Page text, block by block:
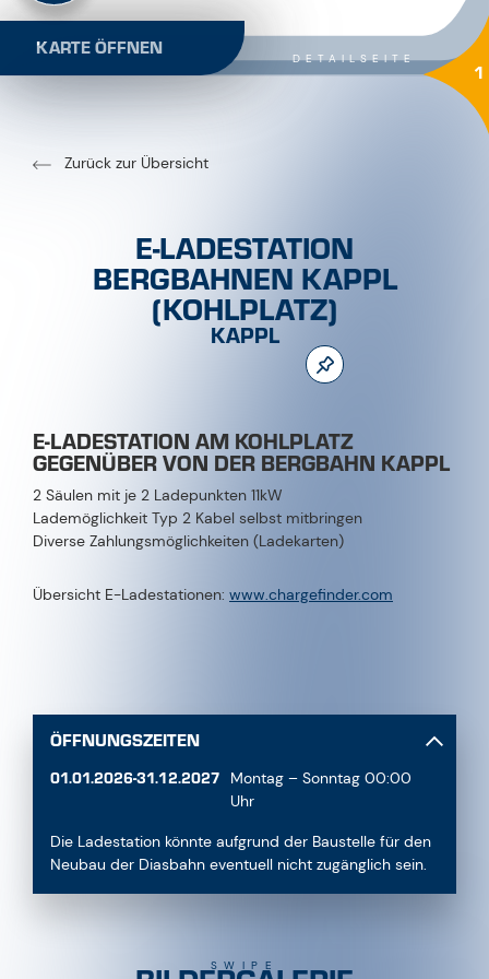
KARTE ÖFFNEN DETAILSEITE 1
Zurück zur Übersicht
E-LADESTATION
BERGBAHNEN KAPPL
(KOHLPLATZ)
KAPPL
E-LADESTATION AM KOHLPLATZ
GEGENÜBER VON DER BERGBAHN KAPPL
2 Säulen mit je 2 Ladepunkten 11kW
Lademöglichkeit Typ 2 Kabel selbst mitbringen
Diverse Zahlungsmöglichkeiten (Ladekarten)
Übersicht E-Ladestationen: www.chargefinder.com
ÖFFNUNGSZEITEN
01.01.2026-31.12.2027
Montag – Sonntag 00:00
Uhr
Die Ladestation könnte aufgrund der Baustelle für den
Neubau der Diasbahn eventuell nicht zugänglich sein.
SWIPE